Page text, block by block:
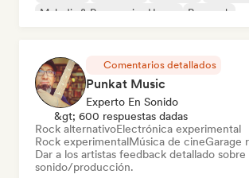
Melodic & Progressive House
Pop rock
Comentarios detallados
Punkat Music
Experto En Sonido
&gt; 600 respuestas dadas
Rock alternativoElectrónica experimental
Rock experimentalMúsica de cineGarage
Dar a los artistas feedback detallado sobre
sonido/producción.